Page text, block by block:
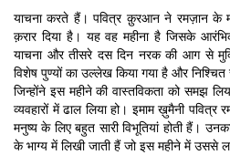
याचना करते हैं। पवित्र क़ुरआन ने रमज़ान के
क़रार दिया है। यह वह महीना है जिसके
याचना और तीसरे दस दिन नरक की आग से
विशेष पुण्यों का उल्लेख किया गया है और
जिन्होंने इस महीने की वास्तविकता को समझ
व्यवहारों में ढाल लिया हो। इमाम ख़ुमैनी
मनुष्य के लिए बहुत सारी विभूतियां होती हैं।
के भाग्य में लिखी जाती हैं जो इस महीने में उससे